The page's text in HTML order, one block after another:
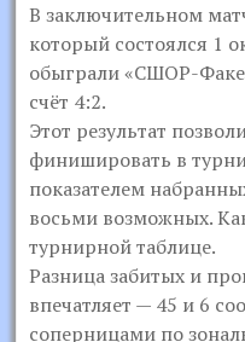
В заключительном
который состоялся 1
обыграли «СШОР-
счёт 4:2.
Этот результат
финишировать в
показателем
восьми возможных.
турнирной таблице.
Разница забитых и
впечатляет — 45 и 6
соперницами по